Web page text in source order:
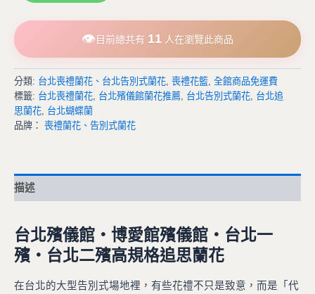
👁 目前總共有 11 人在瀏覽此商品
分類: 台北喪禮蘭花、台北告別式蘭花 喪禮花籃 全館商品免運費
標籤: 台北喪禮蘭花 台北殯儀館蘭花推薦 台北告別式蘭花 台北追
思蘭花 台北蝴蝶蘭
品牌： 喪禮蘭花、告別式蘭花
描述
台北殯儀館・博愛館殯儀館・台北一
殯・台北二殯高規格追思蘭花
在台北的大型告別式場地裡，有些花禮不只是致意，而是「代